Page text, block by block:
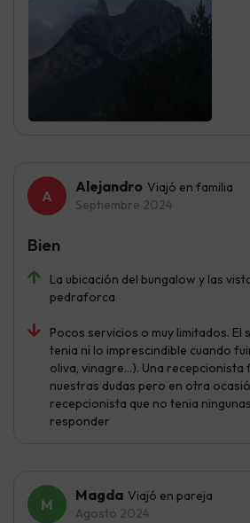
Alejandro Viajó en familia
Septiembre 2024
La ubicación del bungalow y las
pedraforca
Pocos servicios o muy limitados. El
tenia ni lo imprescindible cuando
oliva, vinagre…). Una recepcionista
nuestras dudas pero en otra
recepcionista que no tenia
responder
Bien
Magda Viajó en pareja
Agosto 2024